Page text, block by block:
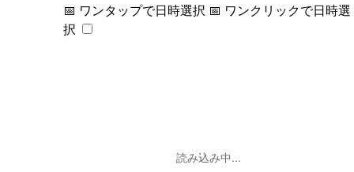
📅 ワンタップで日時選択 📅 ワンクリックで日時選
択
読み込み中...